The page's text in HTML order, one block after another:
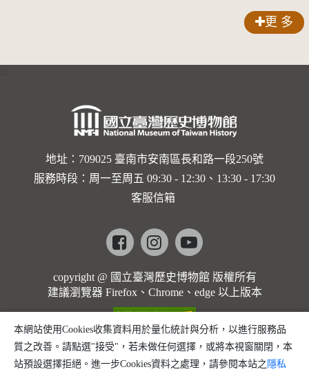
更 多
地址：709025 臺南市安南區長和路一段250號
服務時段：周一至周五 09:30 - 12:30、13:30 - 17:30
客服信箱
Facebookinstagramyoutube
copyright @ 國立臺灣歷史博物館 版權所有
建議瀏覽器 Firefox、Chrome、edge 以上版本
本網站使用Cookies收集資料用於量化統計與分析，以進行服務品
質之改善。請點選"接受"，若未做任何選擇，或將本視窗關閉，本
站預設選擇拒絕。進一步Cookies資料之處理，請參閱本站之 隱私